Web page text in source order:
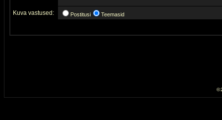
Kuva vastused: Postitusi Teemasid
©